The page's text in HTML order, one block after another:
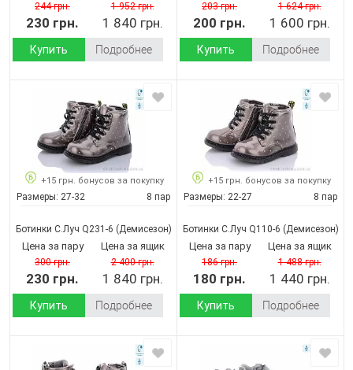
244 грн.
230 грн.
1 952 грн.
1 840 грн.
Купить Подробнее
203 грн.
200 грн.
1 624 грн.
1 600 грн.
Купить Подробнее
+15 грн. бонусов за покупку
Размеры: 27-32 8 пар
Ботинки С.Луч Q231-6 (Демисезон)
Цена за пару
300 грн.
230 грн.
Цена за ящик
2 400 грн.
1 840 грн.
Купить Подробнее
+15 грн. бонусов за покупку
Размеры: 22-27 8 пар
Ботинки С.Луч Q110-6 (Демисезон)
Цена за пару
186 грн.
180 грн.
Цена за ящик
1 488 грн.
1 440 грн.
Купить Подробнее